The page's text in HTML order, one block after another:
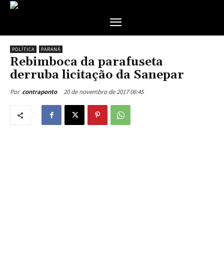
POLÍTICA PARANÁ
Rebimboca da parafuseta
derruba licitação da Sanepar
Por contraponto 20 de novembro de 2017 06:45